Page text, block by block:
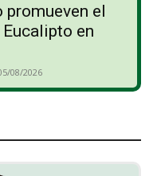
promueven el
en
08/2026